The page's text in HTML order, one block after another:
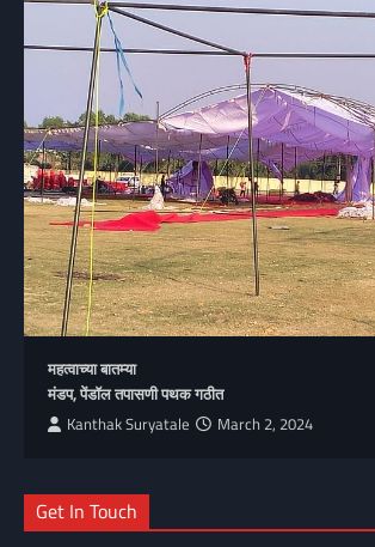
महत्वाच्या बातम्या
मंडप, पेंडॉल तपासणी पथक गठीत
Kanthak Suryatale March 2, 2024
Get In Touch